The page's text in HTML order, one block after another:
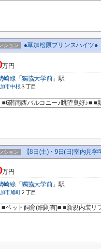
ション ●草加松原プリンスハイツ●
万円
崎線 「獨協大学前」駅
市中根３丁目
階南西バルコニー♪眺望良好♪■ ■
ション 【8日(土)・9日(日)室内見
万円
崎線 「獨協大学前」駅
市旭町２丁目
ペット飼育(細則有)■ ■新規内装リ